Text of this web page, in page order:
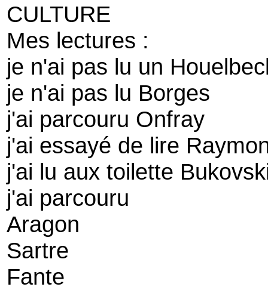
CULTURE
Mes lectures :
je n'ai pas lu un
je n'ai pas lu Borges
j'ai parcouru Onfray
j'ai essayé de lire
j'ai lu aux toilette
j'ai parcouru
Aragon
Sartre
Fante